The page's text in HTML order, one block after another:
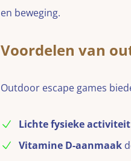
en beweging.
Voordelen van
Outdoor escape games
Lichte fysieke activiteit
Vitamine D-aanmaak